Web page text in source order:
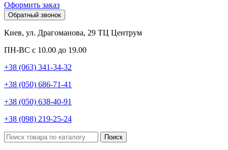
Оформить заказ
Обратный звонок
Киев, ул. Драгоманова, 29 ТЦ Центрум
ПН-ВС с 10.00 до 19.00
+38 (063) 341-34-32
+38 (050) 686-71-41
+38 (050) 638-40-91
+38 (098) 219-25-24
Поиск